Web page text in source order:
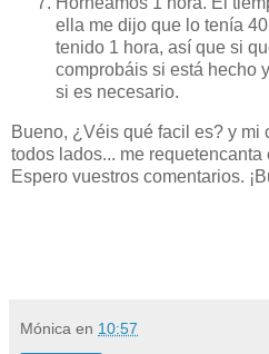
ella me dijo que lo tenía
tenido 1 hora, así que si
comprobáis si está hecho
si es necesario.
Bueno, ¿Véis qué facil es? y mi
todos lados... me
Espero vuestros comentarios.
Mónica en 10:57